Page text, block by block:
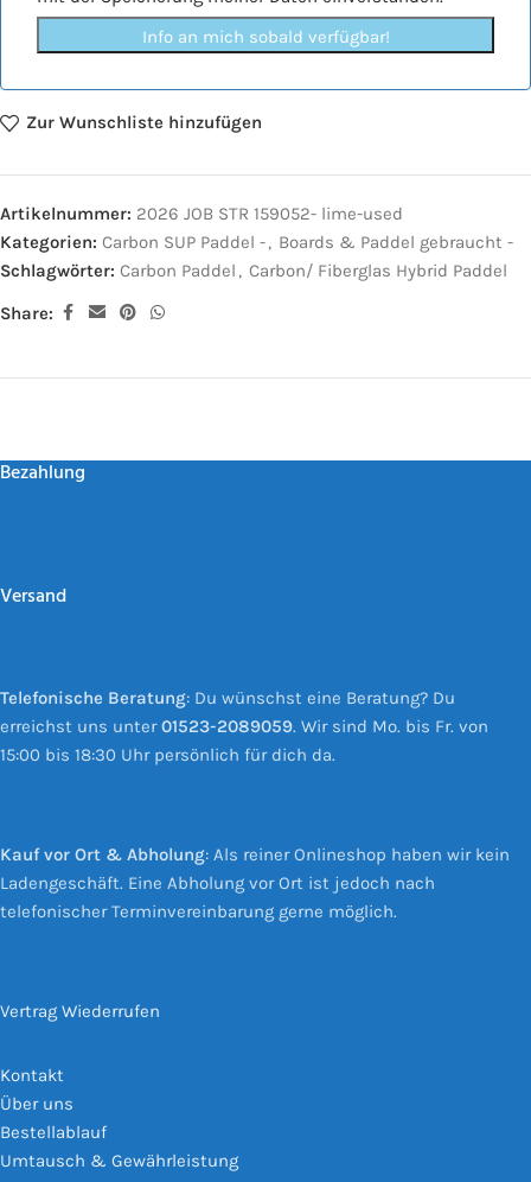
Info an mich sobald verfügbar!
Zur Wunschliste hinzufügen
Artikelnummer: 2026 JOB STR 159052- lime-used
Kategorien: Carbon SUP Paddel -, Boards & Paddel gebraucht -
Schlagwörter: Carbon Paddel , Carbon/ Fiberglas Hybrid Paddel
Share:
Bezahlung
Versand
Telefonische Beratung: Du wünschst eine Beratung? Du
erreichst uns unter01523-2089059. Wir sind Mo. bis Fr. von
15:00 bis 18:30 Uhr persönlich für dich da.
Kauf vor Ort & Abholung: Als reiner Onlineshop haben wir kein
Ladengeschäft. Eine Abholung vor Ort ist jedoch nach
telefonischer Terminvereinbarung gerne möglich.
Vertrag Wiederrufen
Kontakt
Über uns
Bestellablauf
Umtausch & Gewährleistung